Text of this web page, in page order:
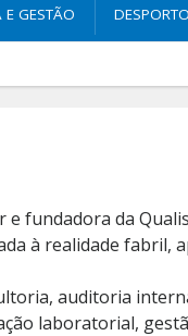
GESTÃO DESPORTO
fundadora da
à realidade
auditoria
laboratorial,